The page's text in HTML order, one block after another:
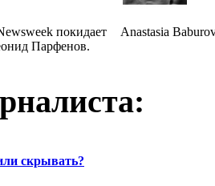
покидает
Парфенов.
Anastasia
скрывать?